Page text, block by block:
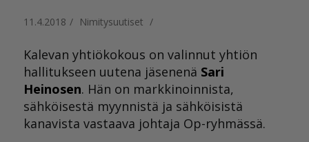
11.4.2018 / Nimitysuutiset /
Kalevan yhtiökokous on valinnut yhtiön
hallitukseen uutena jäsenenä Sari
Heinosen. Hän on markkinoinnista,
sähköisestä myynnistä ja sähköisistä
kanavista vastaava johtaja Op-ryhmässä.